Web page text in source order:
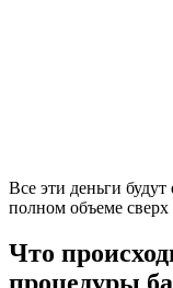
Все эти деньги
полном объеме
Что